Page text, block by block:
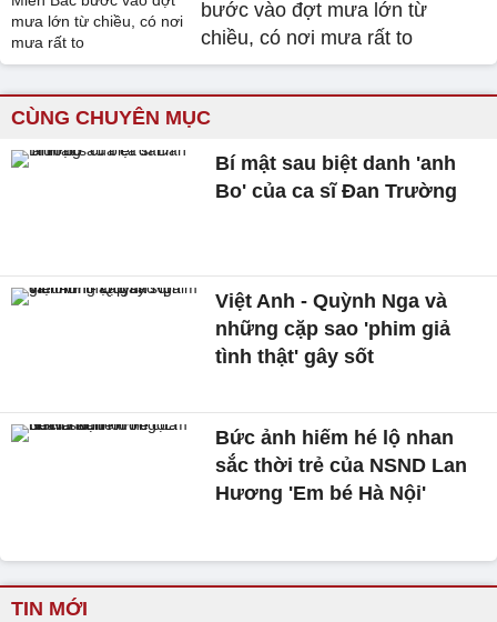
bước vào đợt mưa lớn từ
chiều, có nơi mưa rất to
CÙNG CHUYÊN MỤC
Bí mật sau biệt danh 'anh
Bo' của ca sĩ Đan Trường
Việt Anh - Quỳnh Nga và
những cặp sao 'phim giả
tình thật' gây sốt
Bức ảnh hiếm hé lộ nhan
sắc thời trẻ của NSND Lan
Hương 'Em bé Hà Nội'
TIN MỚI